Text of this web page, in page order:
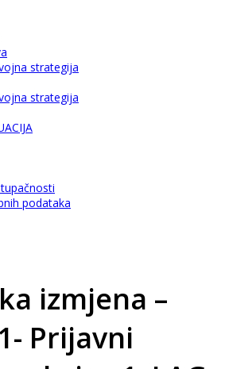
strategija
strategija
podataka
izmjena –
Prijavni